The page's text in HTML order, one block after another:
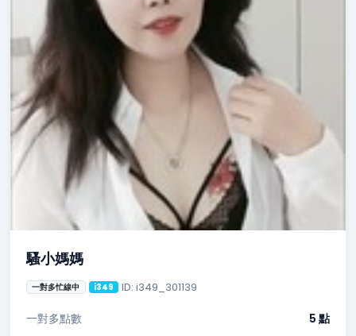
騷小媽媽
一對多忙線中 i349 ID: i349_301139
一對多點數 5 點